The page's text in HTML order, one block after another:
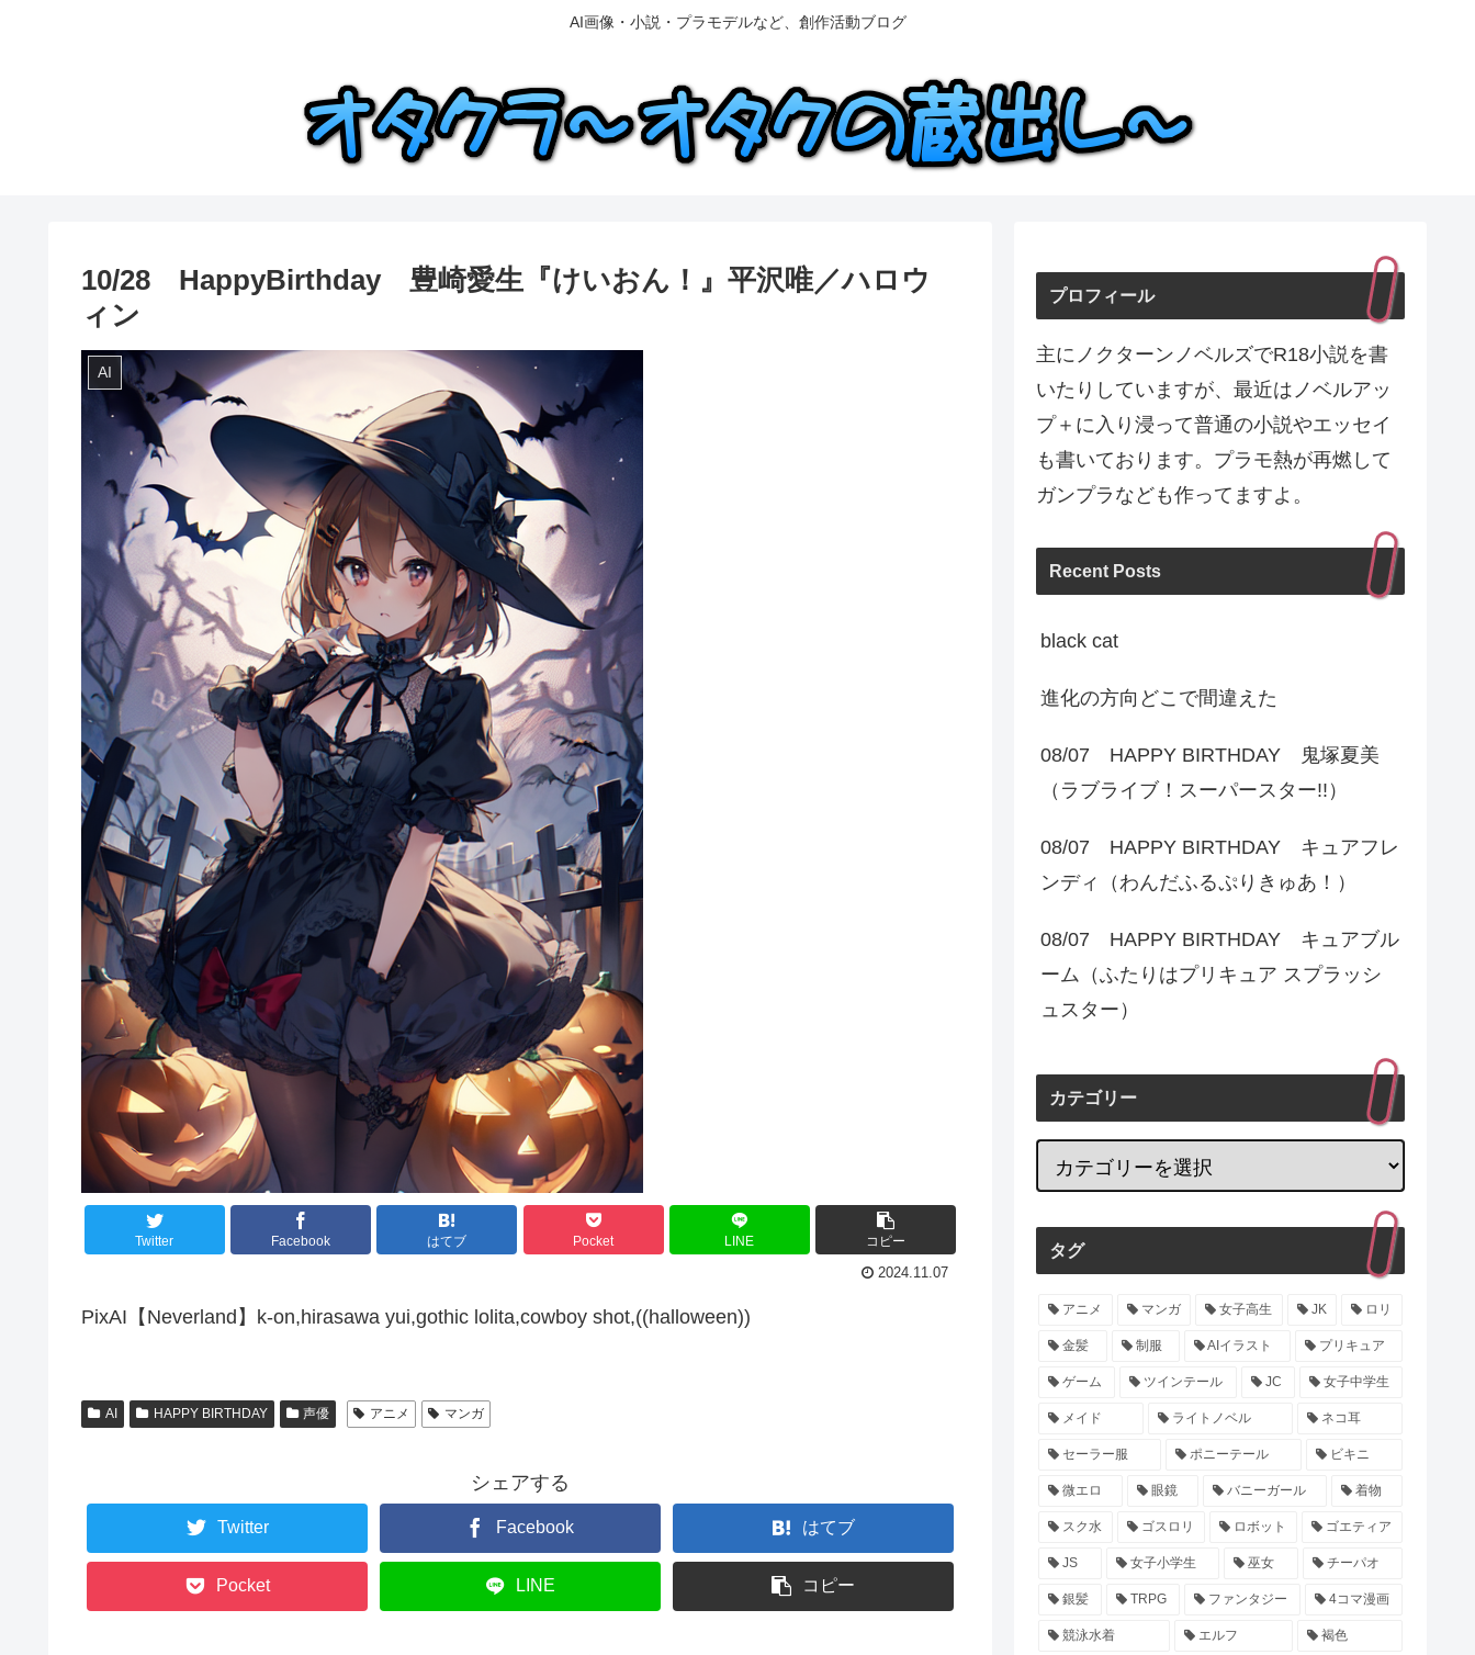
AI画像・小説・プラモデルなど、創作活動ブログ
10/28 HappyBirthday 豊崎愛生『けいおん！』平沢唯／ハロウ
ィン
AI
Twitter Facebook はてブ Pocket LINE コピー
2024.11.07
PixAI【Neverland】k-on,hirasawa yui,gothic lolita,cowboy shot,((halloween))
AI HAPPY BIRTHDAY 声優 アニメ マンガ
シェアする
Twitter Facebook はてブ
Pocket LINE コピー
プロフィール
主にノクターンノベルズでR18小説を書
いたりしていますが、最近はノベルアッ
プ＋に入り浸って普通の小説やエッセイ
も書いております。プラモ熱が再燃して
ガンプラなども作ってますよ。
Recent Posts
black cat
進化の方向どこで間違えた
08/07 HAPPY BIRTHDAY 鬼塚夏美
（ラブライブ！スーパースター!!）
08/07 HAPPY BIRTHDAY キュアフレ
ンディ（わんだふるぷりきゅあ！）
08/07 HAPPY BIRTHDAY キュアブル
ーム（ふたりはプリキュア スプラッシ
ュスター）
カテゴリー
タグ
アニメ マンガ 女子高生 JK ロリ
金髪 制服 AIイラスト プリキュア
ゲーム ツインテール JC 女子中学生
メイド ライトノベル ネコ耳
セーラー服 ポニーテール ビキニ
微エロ 眼鏡 バニーガール 着物
スク水 ゴスロリ ロボット ゴエティア
JS 女子小学生 巫女 チーパオ
銀髪 TRPG ファンタジー 4コマ漫画
競泳水着 エルフ 褐色